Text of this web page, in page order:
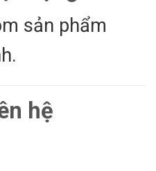
sản phẩm
hệ